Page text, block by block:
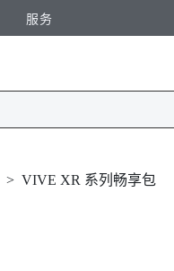
服务
> VIVE XR 系列畅享包